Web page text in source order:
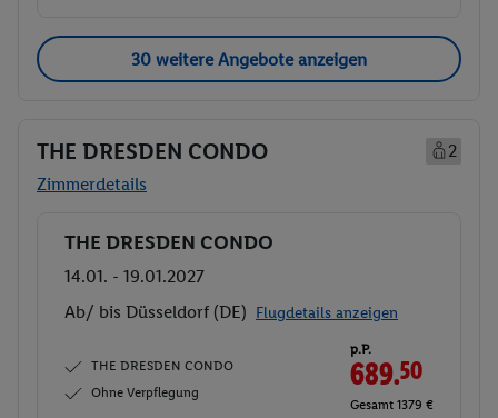
30 weitere Angebote anzeigen
THE DRESDEN CONDO
2
Zimmerdetails
Buchen
THE DRESDEN CONDO
14.01. - 19.01.2027
Ab/ bis Düsseldorf (DE) Flugdetails anzeigen
THE DRESDEN CONDO
Ohne Verpflegung
p.P.
689.50
Gesamt 1379 €